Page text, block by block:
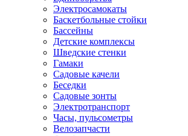
Электросамокаты
Баскетбольные стойки
Бассейны
Детские комплексы
Шведские стенки
Гамаки
Садовые качели
Беседки
Садовые зонты
Электротранспорт
Часы, пульсометры
Велозапчасти